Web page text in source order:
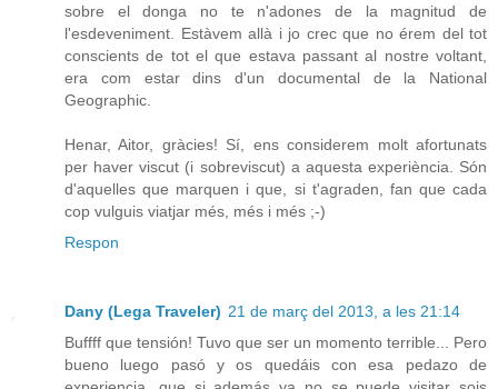
sobre el donga no te n'adones de la magnitud de
l'esdeveniment. Estàvem allà i jo crec que no érem del tot
conscients de tot el que estava passant al nostre voltant,
era com estar dins d'un documental de la National
Geographic.
Henar, Aitor, gràcies! Sí, ens considerem molt afortunats
per haver viscut (i sobreviscut) a aquesta experiència. Són
d'aquelles que marquen i que, si t'agraden, fan que cada
cop vulguis viatjar més, més i més ;-)
Respon
Dany (Lega Traveler) 21 de març del 2013, a les 21:14
Buffff que tensión! Tuvo que ser un momento terrible... Pero
bueno luego pasó y os quedáis con esa pedazo de